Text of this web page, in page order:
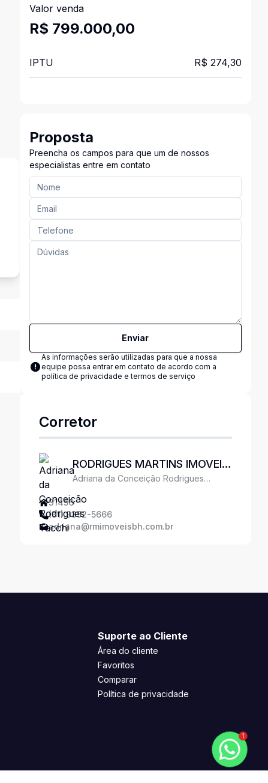
Valor venda
R$ 799.000,00
IPTU R$ 274,30
Proposta
Preencha os campos para que um de nossos
especialistas entre em contato
Enviar
As informações serão utilizadas para que a nossa
equipe possa entrar em contato de acordo com a
política de privacidade e termos de serviço
Corretor
RODRIGUES MARTINS IMOVEIS
LTDA
Adriana da Conceição Rodrigues
31456
(31) 9352-5666
adriana@rmimoveisbh.com.br
Suporte ao Cliente
Área do cliente
Favoritos
Comparar
Política de privacidade
1